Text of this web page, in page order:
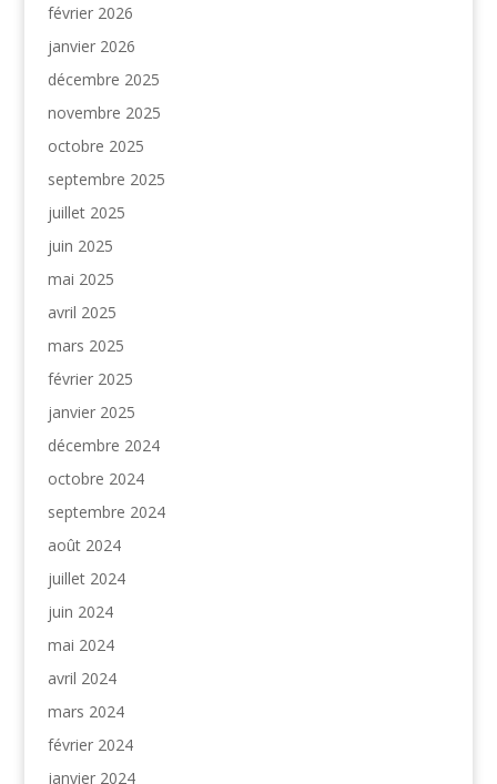
février 2026
janvier 2026
décembre 2025
novembre 2025
octobre 2025
septembre 2025
juillet 2025
juin 2025
mai 2025
avril 2025
mars 2025
février 2025
janvier 2025
décembre 2024
octobre 2024
septembre 2024
août 2024
juillet 2024
juin 2024
mai 2024
avril 2024
mars 2024
février 2024
janvier 2024